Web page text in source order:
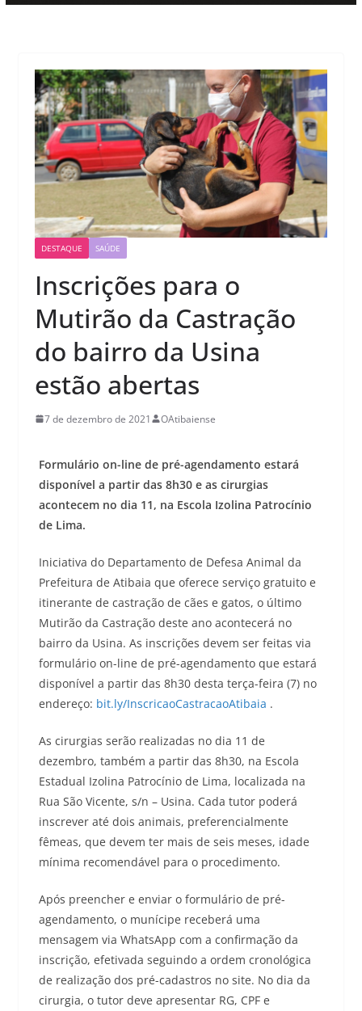
DESTAQUE SAÚDE
Inscrições para o
Mutirão da Castração
do bairro da Usina
estão abertas
7 de dezembro de 2021 OAtibaiense
Formulário on-line de pré-agendamento estará
disponível a partir das 8h30 e as cirurgias
acontecem no dia 11, na Escola Izolina Patrocínio
de Lima.
Iniciativa do Departamento de Defesa Animal da
Prefeitura de Atibaia que oferece serviço gratuito e
itinerante de castração de cães e gatos, o último
Mutirão da Castração deste ano acontecerá no
bairro da Usina. As inscrições devem ser feitas via
formulário on-line de pré-agendamento que estará
disponível a partir das 8h30 desta terça-feira (7) no
endereço: bit.ly/InscricaoCastracaoAtibaia .
As cirurgias serão realizadas no dia 11 de
dezembro, também a partir das 8h30, na Escola
Estadual Izolina Patrocínio de Lima, localizada na
Rua São Vicente, s/n – Usina. Cada tutor poderá
inscrever até dois animais, preferencialmente
fêmeas, que devem ter mais de seis meses, idade
mínima recomendável para o procedimento.
Após preencher e enviar o formulário de pré-
agendamento, o munícipe receberá uma
mensagem via WhatsApp com a confirmação da
inscrição, efetivada seguindo a ordem cronológica
de realização dos pré-cadastros no site. No dia da
cirurgia, o tutor deve apresentar RG, CPF e